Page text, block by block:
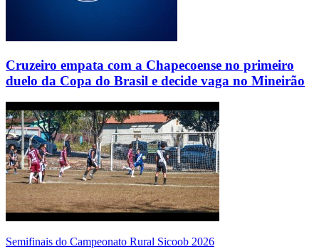
Cruzeiro empata com a Chapecoense no primeiro
duelo da Copa do Brasil e decide vaga no Mineirão
Semifinais do Campeonato Rural Sicoob 2026